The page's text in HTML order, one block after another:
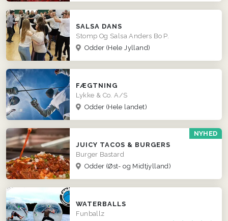
SALSA DANS
Stomp Og Salsa Anders Bo P.
Odder (Hele Jylland)
FÆGTNING
Lykke & Co. A/S
Odder (Hele landet)
NYHED
JUICY TACOS & BURGERS
Burger Bastard
Odder (Øst- og Midtjylland)
WATERBALLS
Funballz